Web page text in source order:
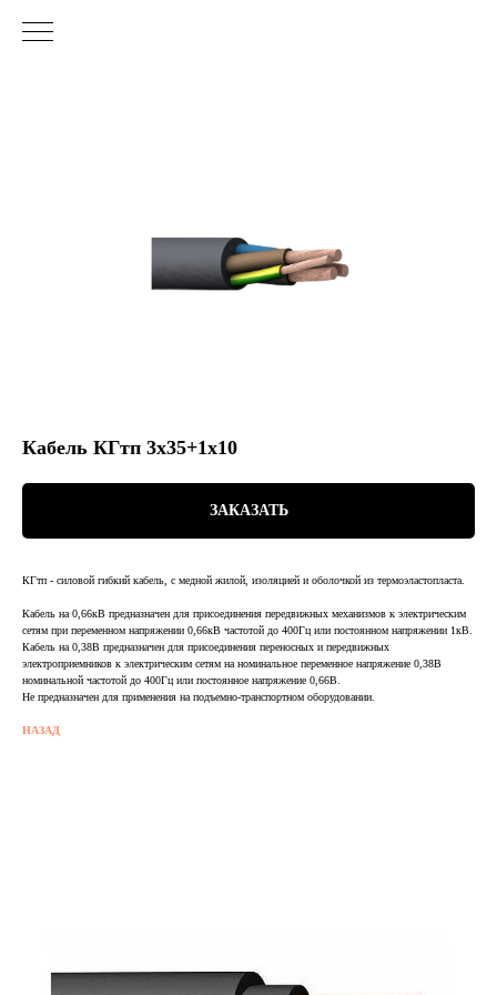
Кабель КГтп 3х35+1х10
ЗАКАЗАТЬ
КГтп - силовой гибкий кабель, с медной жилой, изоляцией и оболочкой из термоэластопласта.
Кабель на 0,66кВ предназначен для присоединения передвижных механизмов к электрическим
сетям при переменном напряжении 0,66кВ частотой до 400Гц или постоянном напряжении 1кВ.
Кабель на 0,38В предназначен для присоединения переносных и передвижных
электроприемников к электрическим сетям на номинальное переменное напряжение 0,38В
номинальной частотой до 400Гц или постоянное напряжение 0,66В.
Не предназначен для применения на подъемно-транспортном оборудовании.
НАЗАД